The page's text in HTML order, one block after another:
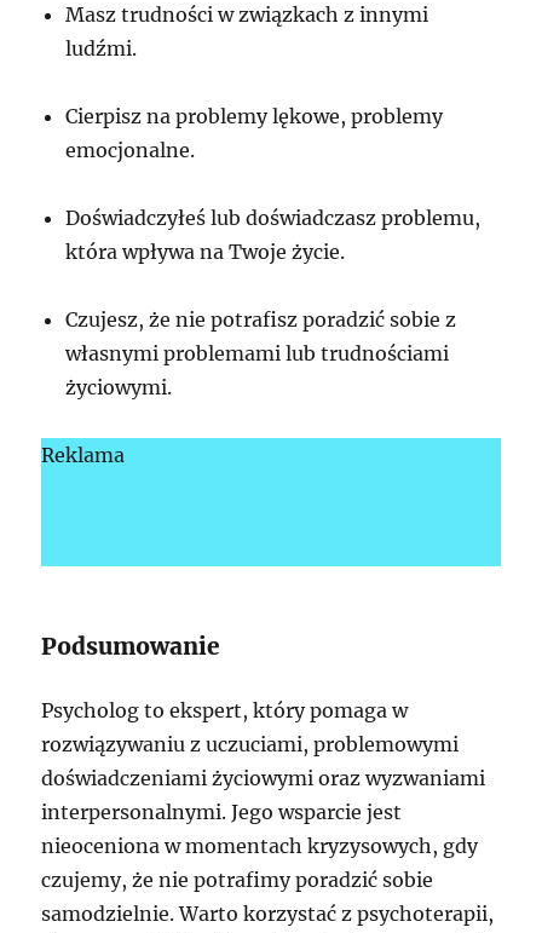
Masz trudności w związkach z innymi
ludźmi.
Cierpisz na problemy lękowe, problemy
emocjonalne.
Doświadczyłeś lub doświadczasz problemu,
która wpływa na Twoje życie.
Czujesz, że nie potrafisz poradzić sobie z
własnymi problemami lub trudnościami
życiowymi.
Reklama
Podsumowanie
Psycholog to ekspert, który pomaga w
rozwiązywaniu z uczuciami, problemowymi
doświadczeniami życiowymi oraz wyzwaniami
interpersonalnymi. Jego wsparcie jest
nieoceniona w momentach kryzysowych, gdy
czujemy, że nie potrafimy poradzić sobie
samodzielnie. Warto korzystać z psychoterapii,